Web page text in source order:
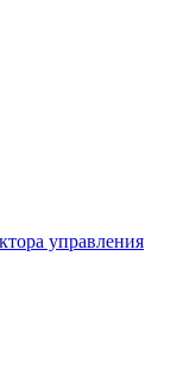
управления